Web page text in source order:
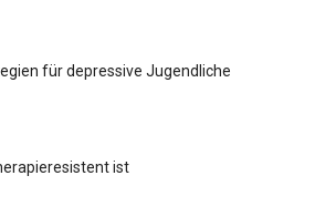
für depressive Jugendliche
ist